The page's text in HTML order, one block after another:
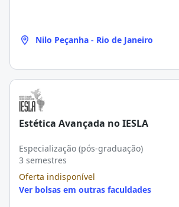
Nilo Peçanha - Rio de Janeiro
Estética Avançada no IESLA
Especialização (pós-graduação)
3 semestres
Oferta indisponível
Ver bolsas em outras faculdades